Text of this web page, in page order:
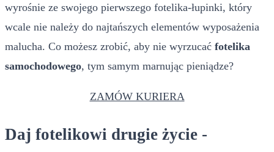
wyrośnie ze swojego pierwszego fotelika-łupinki, który
wcale nie należy do najtańszych elementów wyposażenia
malucha. Co możesz zrobić, aby nie wyrzucać fotelika
samochodowego, tym samym marnując pieniądze?
ZAMÓW KURIERA
Daj fotelikowi drugie życie -